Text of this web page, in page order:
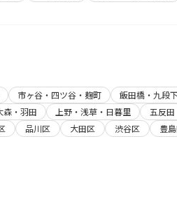
市ヶ谷・四ツ谷・麹町 飯田橋・九段
森・羽田 上野・浅草・日暮里 五反田
品川区 大田区 渋谷区 豊